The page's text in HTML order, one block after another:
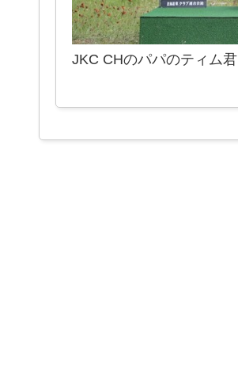
JKC CHのパパのティム君